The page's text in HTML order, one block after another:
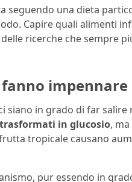
seguendo una dieta
Capire quali alimenti
ricerche che sempre
impennare
siano in grado di far
in glucosio,
tropicale causano
pur essendo in